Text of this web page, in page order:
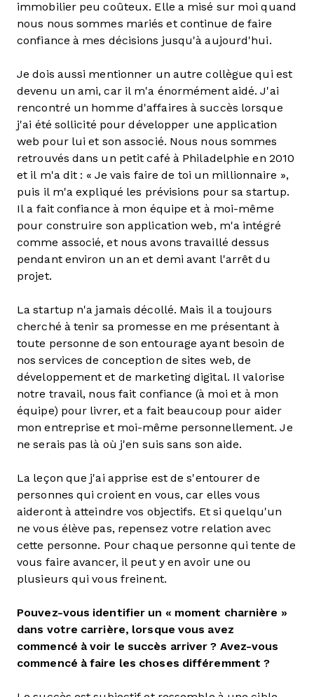
immobilier peu coûteux. Elle a misé sur moi quand
nous nous sommes mariés et continue de faire
confiance à mes décisions jusqu'à aujourd'hui.
Je dois aussi mentionner un autre collègue qui est
devenu un ami, car il m'a énormément aidé. J'ai
rencontré un homme d'affaires à succès lorsque
j'ai été sollicité pour développer une application
web pour lui et son associé. Nous nous sommes
retrouvés dans un petit café à Philadelphie en 2010
et il m'a dit : « Je vais faire de toi un millionnaire »,
puis il m'a expliqué les prévisions pour sa startup.
Il a fait confiance à mon équipe et à moi-même
pour construire son application web, m'a intégré
comme associé, et nous avons travaillé dessus
pendant environ un an et demi avant l'arrêt du
projet.
La startup n'a jamais décollé. Mais il a toujours
cherché à tenir sa promesse en me présentant à
toute personne de son entourage ayant besoin de
nos services de conception de sites web, de
développement et de marketing digital. Il valorise
notre travail, nous fait confiance (à moi et à mon
équipe) pour livrer, et a fait beaucoup pour aider
mon entreprise et moi-même personnellement. Je
ne serais pas là où j'en suis sans son aide.
La leçon que j'ai apprise est de s'entourer de
personnes qui croient en vous, car elles vous
aideront à atteindre vos objectifs. Et si quelqu'un
ne vous élève pas, repensez votre relation avec
cette personne. Pour chaque personne qui tente de
vous faire avancer, il peut y en avoir une ou
plusieurs qui vous freinent.
Pouvez-vous identifier un « moment charnière »
dans votre carrière, lorsque vous avez
commencé à voir le succès arriver ? Avez-vous
commencé à faire les choses différemment ?